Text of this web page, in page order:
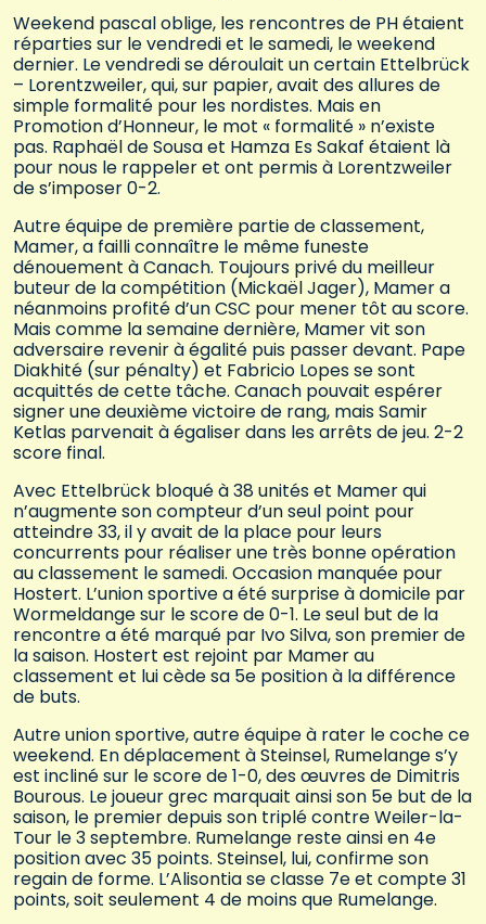
Weekend pascal oblige, les rencontres de PH étaient
réparties sur le vendredi et le samedi, le weekend
dernier. Le vendredi se déroulait un certain Ettelbrück
– Lorentzweiler, qui, sur papier, avait des allures de
simple formalité pour les nordistes. Mais en
Promotion d’Honneur, le mot « formalité » n’existe
pas. Raphaël de Sousa et Hamza Es Sakaf étaient là
pour nous le rappeler et ont permis à Lorentzweiler
de s’imposer 0-2.
Autre équipe de première partie de classement,
Mamer, a failli connaître le même funeste
dénouement à Canach. Toujours privé du meilleur
buteur de la compétition (Mickaël Jager), Mamer a
néanmoins profité d’un CSC pour mener tôt au score.
Mais comme la semaine dernière, Mamer vit son
adversaire revenir à égalité puis passer devant. Pape
Diakhité (sur pénalty) et Fabricio Lopes se sont
acquittés de cette tâche. Canach pouvait espérer
signer une deuxième victoire de rang, mais Samir
Ketlas parvenait à égaliser dans les arrêts de jeu. 2-2
score final.
Avec Ettelbrück bloqué à 38 unités et Mamer qui
n’augmente son compteur d’un seul point pour
atteindre 33, il y avait de la place pour leurs
concurrents pour réaliser une très bonne opération
au classement le samedi. Occasion manquée pour
Hostert. L’union sportive a été surprise à domicile par
Wormeldange sur le score de 0-1. Le seul but de la
rencontre a été marqué par Ivo Silva, son premier de
la saison. Hostert est rejoint par Mamer au
classement et lui cède sa 5e position à la différence
de buts.
Autre union sportive, autre équipe à rater le coche ce
weekend. En déplacement à Steinsel, Rumelange s’y
est incliné sur le score de 1-0, des œuvres de Dimitris
Bourous. Le joueur grec marquait ainsi son 5e but de la
saison, le premier depuis son triplé contre Weiler-la-
Tour le 3 septembre. Rumelange reste ainsi en 4e
position avec 35 points. Steinsel, lui, confirme son
regain de forme. L’Alisontia se classe 7e et compte 31
points, soit seulement 4 de moins que Rumelange.